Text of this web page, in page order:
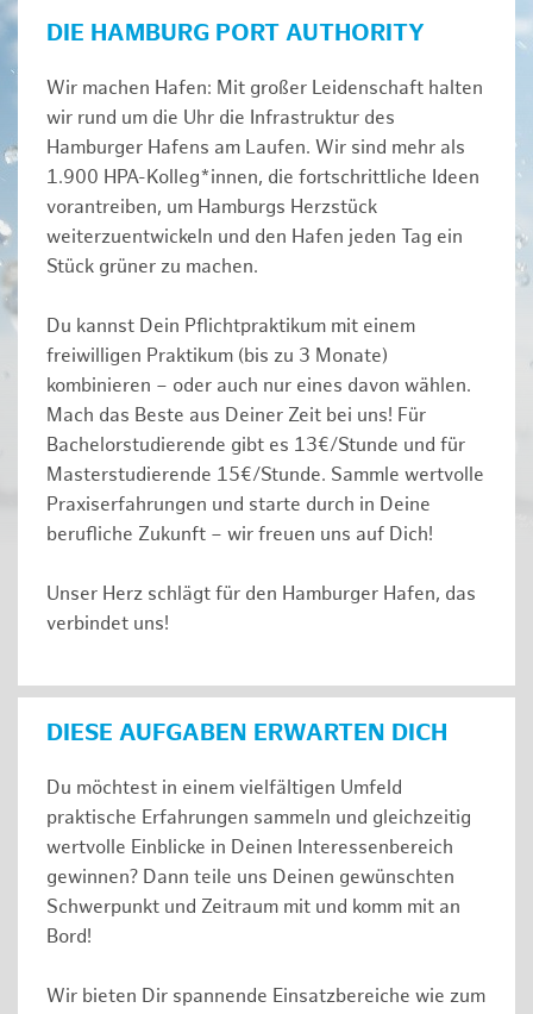
DIE HAMBURG PORT AUTHORITY
Wir machen Hafen: Mit großer Leidenschaft halten
wir rund um die Uhr die Infrastruktur des
Hamburger Hafens am Laufen. Wir sind mehr als
1.900 HPA-Kolleg*innen, die fortschrittliche Ideen
vorantreiben, um Hamburgs Herzstück
weiterzuentwickeln und den Hafen jeden Tag ein
Stück grüner zu machen.
Du kannst Dein Pflichtpraktikum mit einem
freiwilligen Praktikum (bis zu 3 Monate)
kombinieren – oder auch nur eines davon wählen.
Mach das Beste aus Deiner Zeit bei uns! Für
Bachelorstudierende gibt es 13€/Stunde und für
Masterstudierende 15€/Stunde. Sammle wertvolle
Praxiserfahrungen und starte durch in Deine
berufliche Zukunft – wir freuen uns auf Dich!
Unser Herz schlägt für den Hamburger Hafen, das
verbindet uns!
DIESE AUFGABEN ERWARTEN DICH
Du möchtest in einem vielfältigen Umfeld
praktische Erfahrungen sammeln und gleichzeitig
wertvolle Einblicke in Deinen Interessenbereich
gewinnen? Dann teile uns Deinen gewünschten
Schwerpunkt und Zeitraum mit und komm mit an
Bord!
Wir bieten Dir spannende Einsatzbereiche wie zum